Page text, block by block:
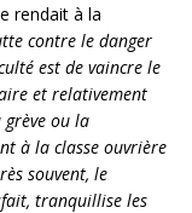
rendait à la
contre le danger
est de vaincre le
et relativement
ou la
à la classe ouvrière
souvent, le
tranquillise les